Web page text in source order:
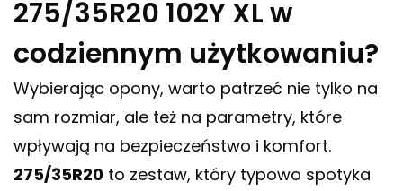
275/35R20 102Y XL w
codziennym użytkowaniu?
Wybierając opony, warto patrzeć nie tylko na
sam rozmiar, ale też na parametry, które
wpływają na bezpieczeństwo i komfort.
275/35R20 to zestaw, który typowo spotyka